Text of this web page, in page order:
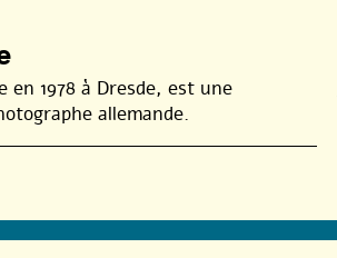
en 1978 à Dresde, est une
allemande.